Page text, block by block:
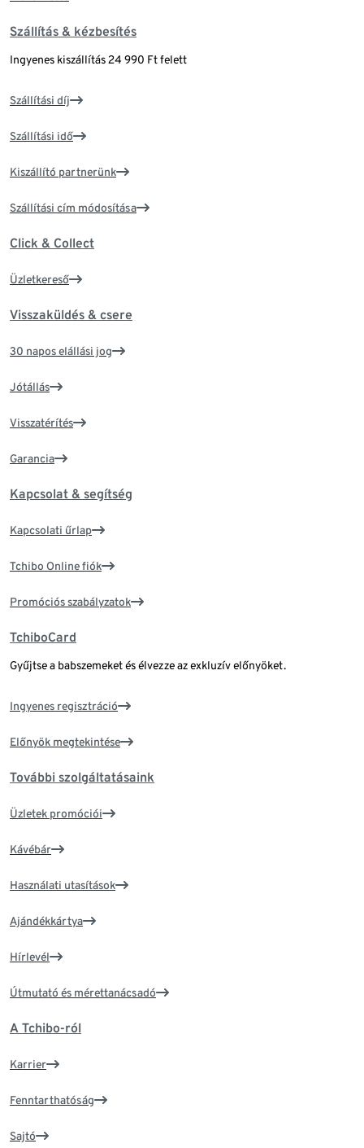
Szállítás & kézbesítés
Ingyenes kiszállítás 24 990 Ft felett
Szállítási díj
Szállítási idő
Kiszállító partnerünk
Szállítási cím módosítása
Click & Collect
Üzletkereső
Visszaküldés & csere
30 napos elállási jog
Jótállás
Visszatérítés
Garancia
Kapcsolat & segítség
Kapcsolati űrlap
Tchibo Online fiók
Promóciós szabályzatok
TchiboCard
Gyűjtse a babszemeket és élvezze az exkluzív előnyöket.
Ingyenes regisztráció
Előnyök megtekintése
További szolgáltatásaink
Üzletek promóciói
Kávébár
Használati utasítások
Ajándékkártya
Hírlevél
Útmutató és mérettanácsadó
A Tchibo-ról
Karrier
Fenntarthatóság
Sajtó